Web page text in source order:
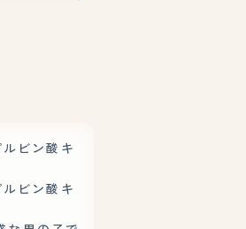
ビン酸キ
ビン酸キ